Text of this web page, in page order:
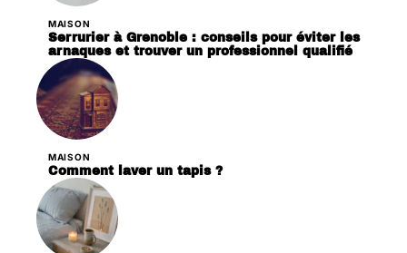
MAISON
Serrurier à Grenoble : conseils pour éviter les
arnaques et trouver un professionnel qualifié
MAISON
Comment laver un tapis ?